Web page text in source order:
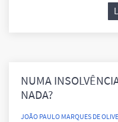
NUMA
NADA?
LEVAM AS MINHAS
JOÃO PAULO MARQUES DE